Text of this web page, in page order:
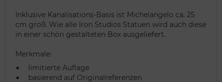
Inklusive Kanalisations-Basis ist Michelangelo ca. 25
cm groß. Wie alle Iron Studios Statuen wird auch diese
in einer schön gestalteten Box ausgeliefert.
Merkmale:
limitierte Auflage
basierend auf Originalreferenzen